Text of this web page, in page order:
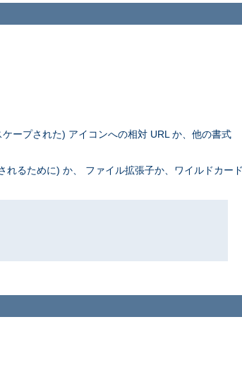
ケープされた) アイコンへの相対 URL か、他の書式
れるために) か、 ファイル拡張子か、ワイルドカード